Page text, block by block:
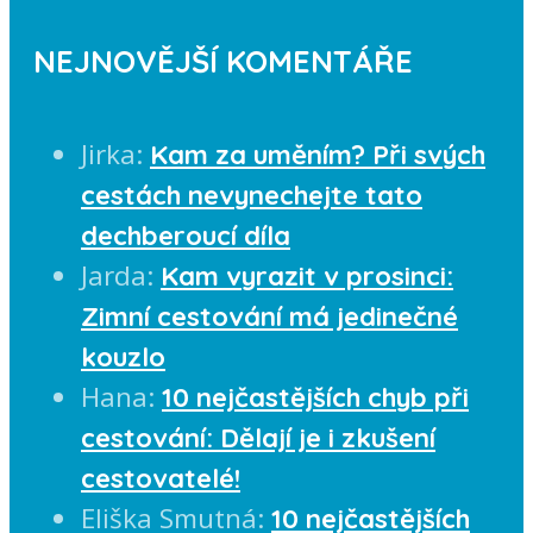
NEJNOVĚJŠÍ KOMENTÁŘE
Jirka: Kam za uměním? Při svých
cestách nevynechejte tato
dechberoucí díla
Jarda: Kam vyrazit v prosinci:
Zimní cestování má jedinečné
kouzlo
Hana: 10 nejčastějších chyb při
cestování: Dělají je i zkušení
cestovatelé!
Eliška Smutná: 10 nejčastějších